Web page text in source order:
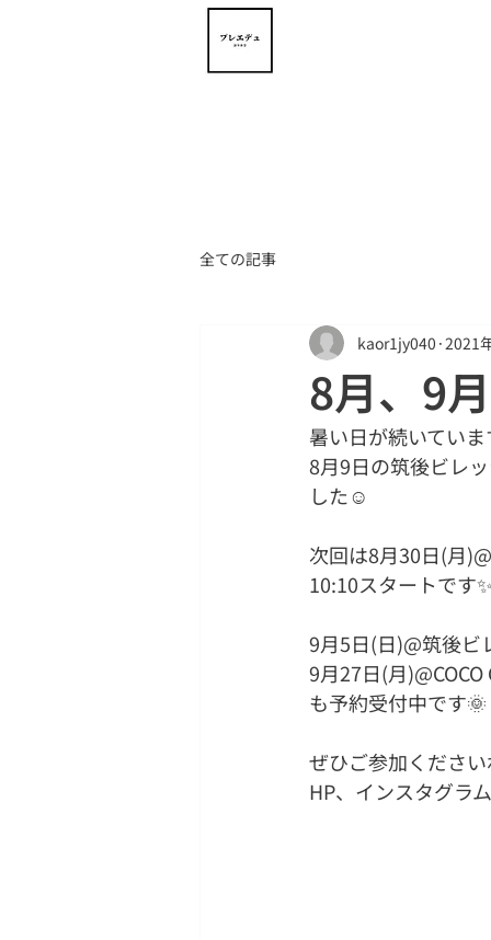
全ての記事
8月、9
kaor1jy040 2021
暑い日が続いてい
8月9日の筑後ビレ
した☺️
次回は8月30日(月
10:10スタートです
9月5日(日)@筑後ビ
9月27日(月)@COCO
も予約受付中です🌞
ぜひご参加くださ
HP、インスタグラ